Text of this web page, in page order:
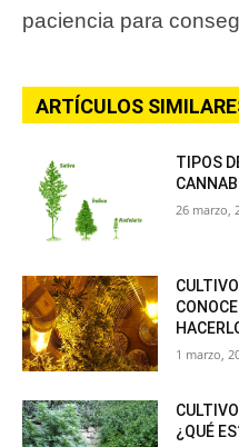
paciencia para
ARTÍCULOS
TIPOS
26 marzo,
1 marzo,
¿QUÉ